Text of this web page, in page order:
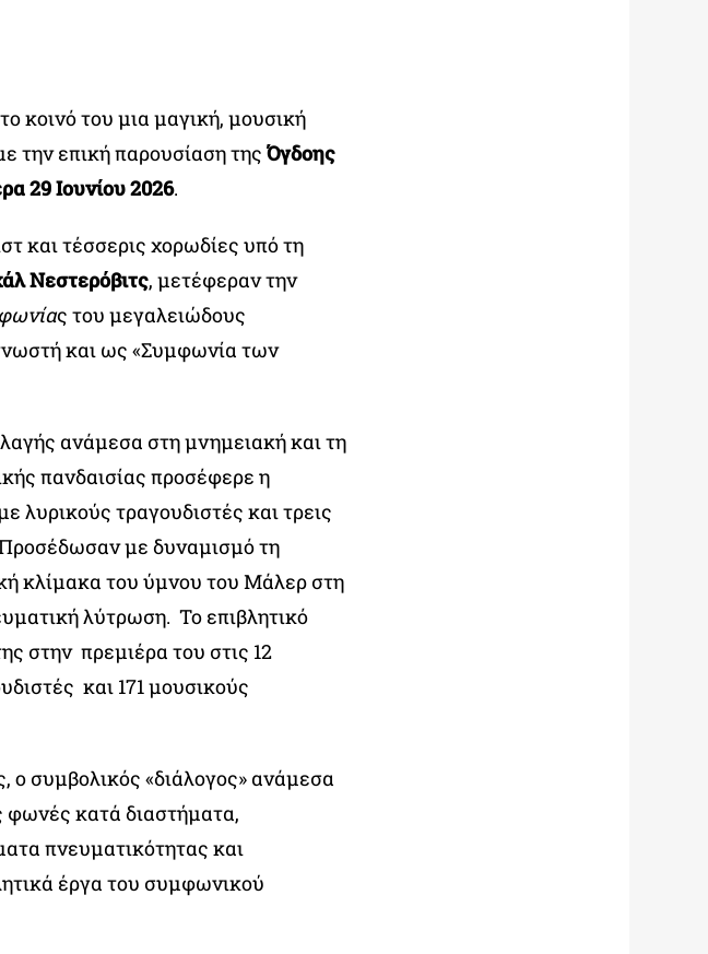
κοινό του μια μαγική, μουσική
την επική παρουσίαση της Όγδοης
29 Ιουνίου 2026.
και τέσσερις χορωδίες υπό τη
Νεστερόβιτς, μετέφεραν την
ς του μεγαλειώδους
και ως «Συμφωνία των
ανάμεσα στη μνημειακή και τη
πανδαισίας προσέφερε η
τραγουδιστές και τρεις
με δυναμισμό τη
κλίμακα του ύμνου του Μάλερ στη
λύτρωση. Το επιβλητικό
στην πρεμιέρα του στις 12
και 171 μουσικούς
συμβολικός «διάλογος» ανάμεσα
φωνές κατά διαστήματα,
πνευματικότητας και
έργα του συμφωνικού